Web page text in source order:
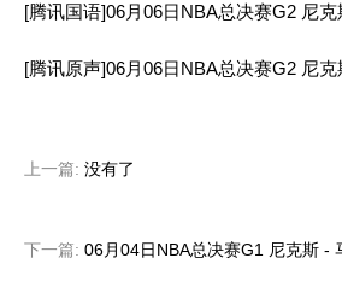
[腾讯国语]06月06日NBA总决赛G2 尼
[腾讯原声]06月06日NBA总决赛G2 尼
上一篇: 没有了
下一篇: 06月04日NBA总决赛G1 尼克斯 -